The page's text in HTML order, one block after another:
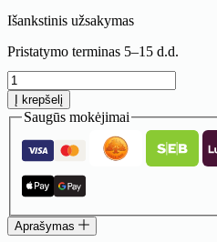
Išankstinis užsakymas
Pristatymo terminas 5–15 d.d.
produkto
kiekis:
Vandens
siurblys
Pontec
PondoMax
Eco
11000
Į krepšelį
Saugūs mokėjimai
Aprašymas